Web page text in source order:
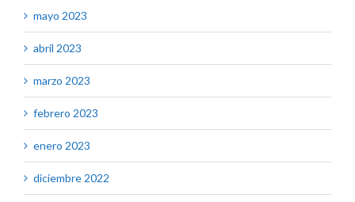
mayo 2023
abril 2023
marzo 2023
febrero 2023
enero 2023
diciembre 2022